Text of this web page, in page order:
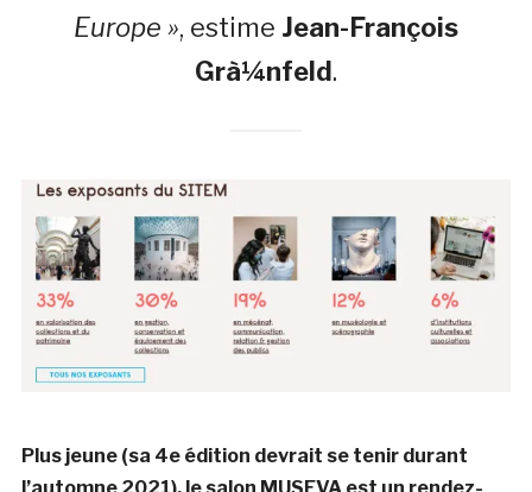
Europe », estime Jean-François
Grà¼nfeld.
Plus jeune (sa 4e édition devrait se tenir durant